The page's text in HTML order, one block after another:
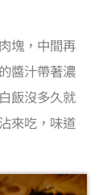
塊，中間再
醬汁帶著濃
飯沒多久就
來吃，味道